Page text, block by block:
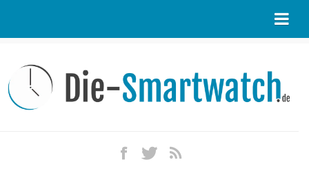
Kontakt / Tipp geben
Impressum